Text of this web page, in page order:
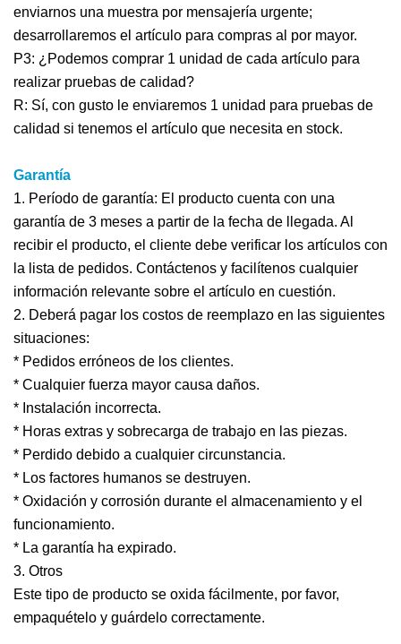
enviarnos una muestra por mensajería urgente;
desarrollaremos el artículo para compras al por mayor.
P3: ¿Podemos comprar 1 unidad de cada artículo para
realizar pruebas de calidad?
R: Sí, con gusto le enviaremos 1 unidad para pruebas de
calidad si tenemos el artículo que necesita en stock.
Garantía
1. Período de garantía: El producto cuenta con una
garantía de 3 meses a partir de la fecha de llegada. Al
recibir el producto, el cliente debe verificar los artículos con
la lista de pedidos. Contáctenos y facilítenos cualquier
información relevante sobre el artículo en cuestión.
2. Deberá pagar los costos de reemplazo en las siguientes
situaciones:
* Pedidos erróneos de los clientes.
* Cualquier fuerza mayor causa daños.
* Instalación incorrecta.
* Horas extras y sobrecarga de trabajo en las piezas.
* Perdido debido a cualquier circunstancia.
* Los factores humanos se destruyen.
* Oxidación y corrosión durante el almacenamiento y el
funcionamiento.
* La garantía ha expirado.
3. Otros
Este tipo de producto se oxida fácilmente, por favor,
empaquételo y guárdelo correctamente.